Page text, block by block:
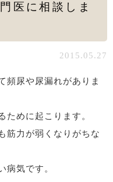
医に相談しま
2015.05.27
頻尿や尿漏れがありま
ために起こります。
筋力が弱くなりがちな
病気です。